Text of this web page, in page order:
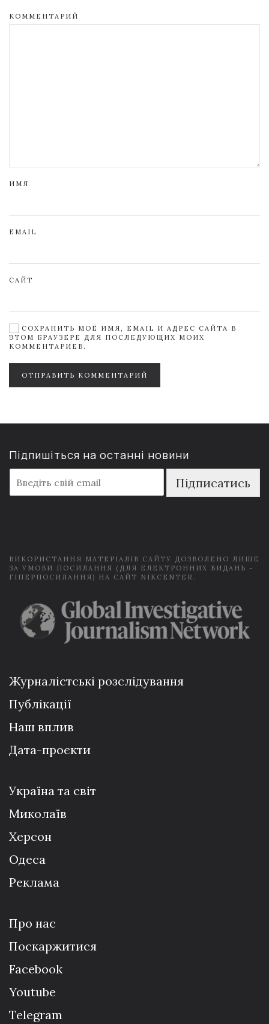
КОММЕНТАРИЙ
ИМЯ
EMAIL
САЙТ
СОХРАНИТЬ МОЁ ИМЯ, EMAIL И АДРЕС САЙТА В
ЭТОМ БРАУЗЕРЕ ДЛЯ ПОСЛЕДУЮЩИХ МОИХ
КОММЕНТАРИЕВ.
ОТПРАВИТЬ КОММЕНТАРИЙ
Підпишіться на останні новини
m
a
Підписатись
ВИКОРИСТАННЯ МАТЕРІАЛІВ САЙТУ ДОЗВОЛЕНО ЛИШЕ
ЗА УМОВИ ПОСИЛАННЯ (ДЛЯ ЕЛЕКТРОННИХ ВИДАНЬ -
ГІПЕРПОСИЛАННЯ) НА САЙТ NIKCENTER.
Журналістські розслідування
Публікації
Наш вплив
Дата-проєкти
Україна та світ
Миколаїв
Херсон
Одеса
Реклама
Про нас
Поскаржитися
Facebook
Youtube
Telegram